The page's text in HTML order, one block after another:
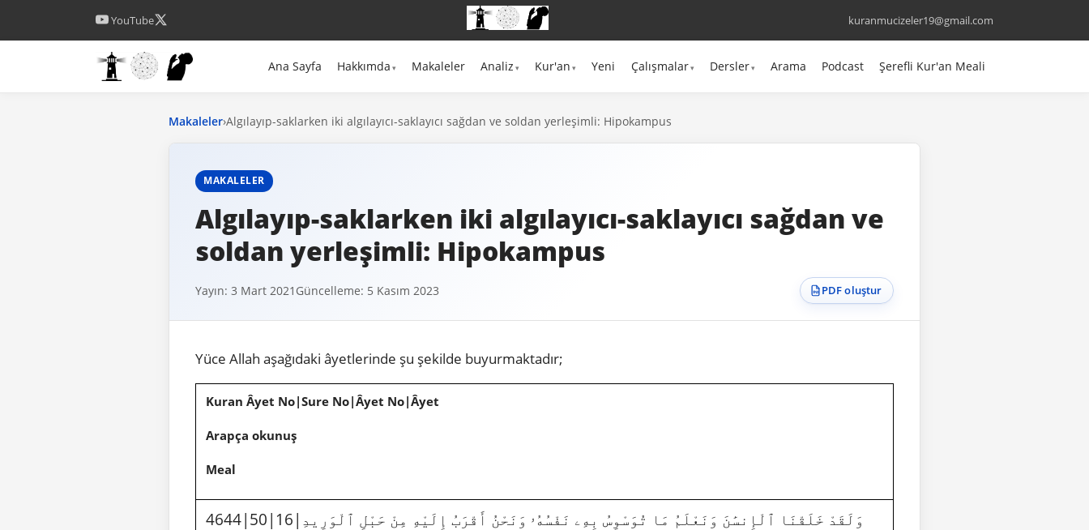
YouTube kuranmucizeler19@gmail.com
Ana Sayfa Hakkımda Makaleler Analiz Kur'an Yeni Çalışmalar Dersler Arama Podcast Şerefli Kur'an Meali
Makaleler›Algılayıp-saklarken iki algılayıcı-saklayıcı sağdan ve soldan yerleşimli: Hipokampus
MAKALELER
Algılayıp-saklarken iki algılayıcı-saklayıcı sağdan ve
soldan yerleşimli: Hipokampus
Yayın: 3 Mart 2021 Güncelleme: 5 Kasım 2023 PDF oluştur
Yüce Allah aşağıdaki âyetlerinde şu şekilde buyurmaktadır;
Kuran Âyet No|Sure No|Âyet No|Âyet
Arapça okunuş
Meal
4644|50|16|وَلَقَدْ خَلَقْنَا ٱلْإِنسَٰنَ وَنَعْلَمُ مَا تُوَسْوِسُ بِهِۦ نَفْسُهُۥ وَنَحْنُ أَقْرَبُ إِلَيْهِ مِنْ حَبْلِ ٱلْوَرِيدِ